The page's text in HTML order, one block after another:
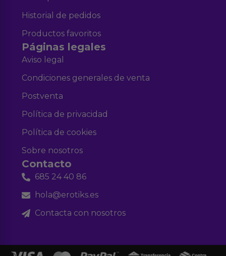
Historial de pedidos
Productos favoritos
Páginas legales
Aviso legal
Condiciones generales de venta
Postventa
Política de privacidad
Política de cookies
Sobre nosotros
Contacto
685 24 40 86
hola@erotiks.es
Contacta con nosotros